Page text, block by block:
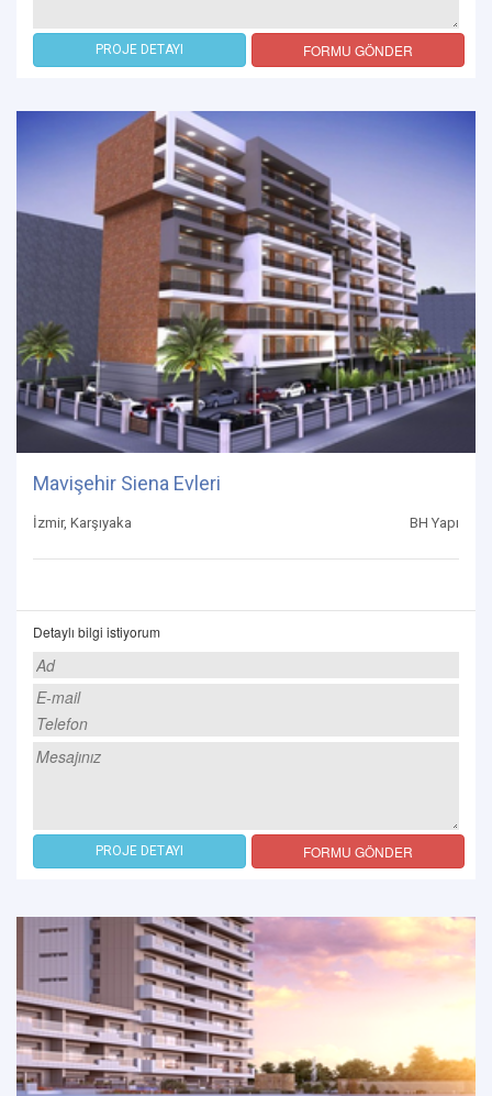
PROJE DETAYI FORMU GÖNDER
Mavişehir Siena Evleri
İzmir, Karşıyaka BH Yapı
Detaylı bilgi istiyorum
PROJE DETAYI FORMU GÖNDER